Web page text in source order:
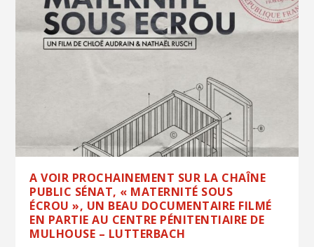
A VOIR PROCHAINEMENT SUR LA CHAÎNE
PUBLIC SÉNAT, « MATERNITÉ SOUS
ÉCROU », UN BEAU DOCUMENTAIRE FILMÉ
EN PARTIE AU CENTRE PÉNITENTIAIRE DE
MULHOUSE – LUTTERBACH